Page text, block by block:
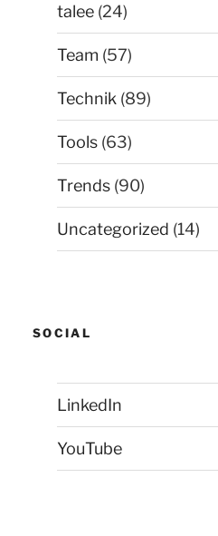
talee (24)
Team (57)
Technik (89)
Tools (63)
Trends (90)
Uncategorized (14)
SOCIAL
LinkedIn
YouTube